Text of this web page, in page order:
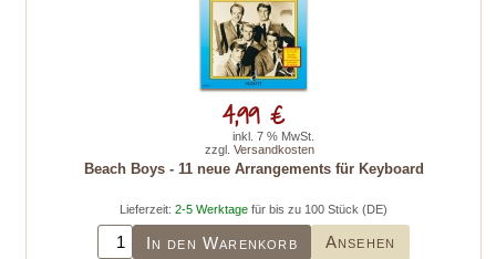
Beach Boys - 11 neue Arrangements für Keyboard
Lieferzeit: 2-5 Werktage für bis zu 100 Stück (DE)
In den Warenkorb Ansehen
4,99 €
inkl. 7 % MwSt.
zzgl. Versandkosten